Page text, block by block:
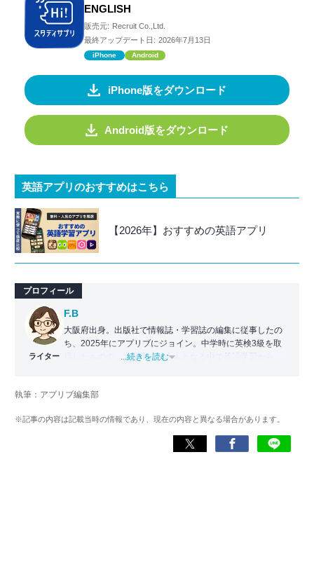
ENGLISH
販売元: Recruit Co.,Ltd.
最終アップデート日: 2026年7月13日
iPhone Android
iPhone版をダウンロード
Android版をダウンロード
英語アプリのおすすめはこちら
【2026年】おすすめの英語アプリ
プロフィール
ライター
F.B
大阪府出身。出版社で情報誌・学習誌の編集に従事したの
ち、2025年にアプリブにジョイン。中学時に英検3級を取
得したものの、大学生・社会人となる中で英語学習から遠
り添える記事を目指している。
...続きを読む
執筆：アプリブ編集部
※記事の内容は記載当時の情報であり、現在の内容と異なる場合があります。